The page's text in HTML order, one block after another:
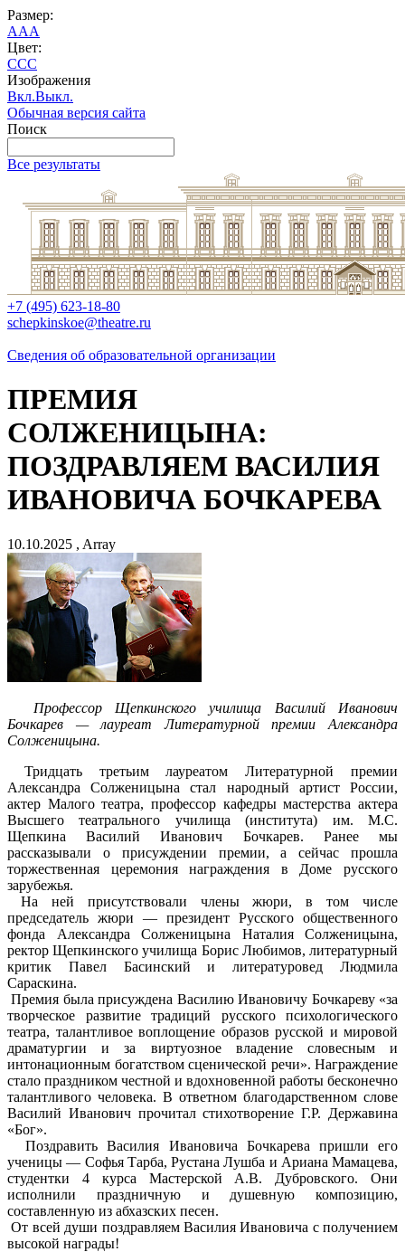
Размер:
AAA
Цвет:
CCC
Изображения
Вкл.Выкл.
Обычная версия сайта
Поиск
Все результаты
+7 (495) 623-18-80
schepkinskoe@theatre.ru
Сведения об образовательной организации
ПРЕМИЯ
СОЛЖЕНИЦЫНА:
ПОЗДРАВЛЯЕМ ВАСИЛИЯ
ИВАНОВИЧА БОЧКАРЕВА
10.10.2025 , Array
Профессор Щепкинского училища Василий Иванович
Бочкарев — лауреат Литературной премии Александра
Солженицына.
Тридцать третьим лауреатом Литературной премии
Александра Солженицына стал народный артист России,
актер Малого театра, профессор кафедры мастерства актера
Высшего театрального училища (института) им. М.С.
Щепкина Василий Иванович Бочкарев. Ранее мы
рассказывали о присуждении премии, а сейчас прошла
торжественная церемония награждения в Доме русского
зарубежья.
На ней присутствовали члены жюри, в том числе
председатель жюри — президент Русского общественного
фонда Александра Солженицына Наталия Солженицына,
ректор Щепкинского училища Борис Любимов, литературный
критик Павел Басинский и литературовед Людмила
Сараскина.
Премия была присуждена Василию Ивановичу Бочкареву «за
творческое развитие традиций русского психологического
театра, талантливое воплощение образов русской и мировой
драматургии и за виртуозное владение словесным и
интонационным богатством сценической речи». Награждение
стало праздником честной и вдохновенной работы бесконечно
талантливого человека. В ответном благодарственном слове
Василий Иванович прочитал стихотворение Г.Р. Державина
«Бог».
Поздравить Василия Ивановича Бочкарева пришли его
ученицы — Софья Тарба, Рустана Лушба и Ариана Мамацева,
студентки 4 курса Мастерской А.В. Дубровского. Они
исполнили праздничную и душевную композицию,
составленную из абхазских песен.
От всей души поздравляем Василия Ивановича с получением
высокой награды!